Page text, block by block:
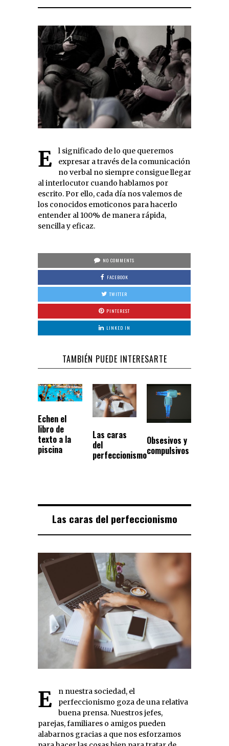
El significado de lo que queremos
expresar a través de la comunicación
no verbal no siempre consigue llegar
al interlocutor cuando hablamos por
escrito. Por ello, cada día nos valemos de
los conocidos emoticonos para hacerlo
entender al 100% de manera rápida,
sencilla y eficaz.
NO COMMENTS
FACEBOOK
TWITTER
PINTEREST
LINKED IN
TAMBIÉN PUEDE INTERESARTE
Echen el
libro de
texto a la
piscina
Las caras
del
perfeccionismo
Obsesivos y
compulsivos
Las caras del perfeccionismo
En nuestra sociedad, el
perfeccionismo goza de una relativa
buena prensa. Nuestros jefes,
parejas, familiares o amigos pueden
alabarnos gracias a que nos esforzamos